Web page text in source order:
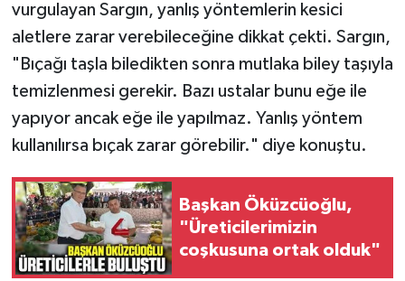
vurgulayan Sargın, yanlış yöntemlerin kesici
aletlere zarar verebileceğine dikkat çekti. Sargın,
"Bıçağı taşla biledikten sonra mutlaka biley taşıyla
temizlenmesi gerekir. Bazı ustalar bunu eğe ile
yapıyor ancak eğe ile yapılmaz. Yanlış yöntem
kullanılırsa bıçak zarar görebilir." diye konuştu.
Başkan Öküzcüoğlu,
"Üreticilerimizin
coşkusuna ortak olduk"